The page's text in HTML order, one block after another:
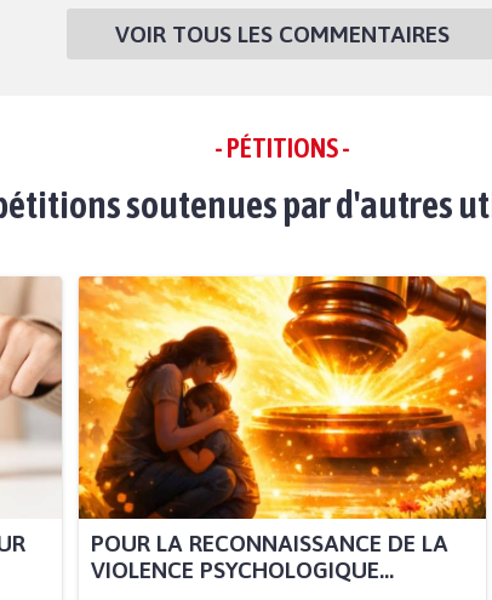
VOIR TOUS LES COMMENTAIRES
- PÉTITIONS -
soutenues par d'autres
POUR LA RECONNAISSANCE DE LA
VIOLENCE PSYCHOLOGIQUE...